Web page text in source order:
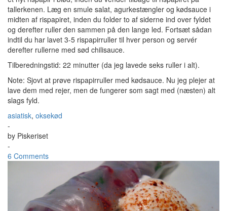
tallerkenen. Læg en smule salat, agurkestængler og kødsauce i
midten af rispapiret, inden du folder to af siderne ind over fyldet
og derefter ruller den sammen på den lange led. Fortsæt sådan
indtil du har lavet 3-5 rispapirruller til hver person og servér
derefter rullerne med sød chilisauce.
Tilberedningstid: 22 minutter (da jeg lavede seks ruller i alt).
Note: Sjovt at prøve rispapirruller med kødsauce. Nu jeg plejer at
lave dem med rejer, men de fungerer som sagt med (næsten) alt
slags fyld.
asiatisk, oksekød
-
by Piskeriset
-
6 Comments